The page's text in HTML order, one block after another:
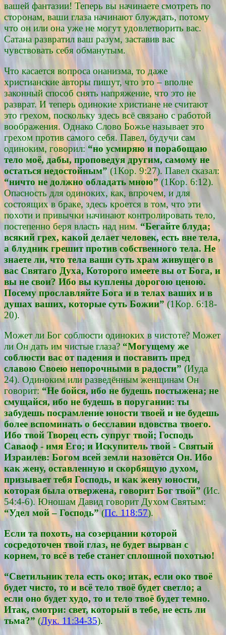
вашей фантазии! Теперь вы начинаете смотреть по
сторонам, ваши глаза начинают блуждать, потому
что он или она уже не могут удовлетворить вас.
Сатана развратил ваш разум, заставив вас
чувствовать себя обманутым.
Что касается вопроса онанизма, то даже
христианские авторы пишут, что это – вполне
законный способ снять напряжение, что это не
разврат. И теперь одинокие христиане не считают
это грехом, поскольку здесь всё связано с работой
воображения. Однако Слово Божье называет это
грехом против самого себя. Павел, будучи сам
одиноким, говорил: “но усмиряю и порабощаю
тело моё, дабы, проповедуя другим, самому не
остаться недостойным” (1Кор. 9:27). Павел сказал:
“ничто не должно обладать мною”(1Кор. 6:12).
Опасность для одиноких, как, впрочем, и для
состоящих в браке, здесь кроется в том, что эти
похоти и привычки начинают контролировать тело,
постепенно беря власть над ним.“Бегайте блуда;
всякий грех, какой делает человек, есть вне тела,
а блудник грешит против собственного тела. Не
знаете ли, что тела ваши суть храм живущего в
вас Святаго Духа, Которого имеете вы от Бога, и
вы не свои? Ибо вы куплены дорогою ценою.
Посему прославляйте Бога и в телах ваших и в
душах ваших, которые суть Божии” (1Кор. 6:18-
20).
Может ли Бог соблюсти одиноких в чистоте? Может
ли Он дать им чистые глаза? “Могущему же
соблюсти вас от падения и поставить пред
славою Своею непорочными в радости” (Иуда
24). Одиноким или разведённым женщинам Он
говорит: “Не бойся, ибо не будешь постыжена; не
смущайся, ибо не будешь в поругании: ты
забудешь посрамление юности твоей и не будешь
более вспоминать о бесславии вдовства твоего.
Ибо твой Творец есть супруг твой; Господь
Саваоф - имя Его; и Искупитель твой - Святый
Израилев: Богом всей земли назовётся Он. Ибо
как жену, оставленную и скорбящую духом,
призывает тебя Господь, и как жену юности,
которая была отвержена, говорит Бог твой” (Ис.
54:4-6). Юношам Давид говорит Духом Святым:
“Удел мой – Господь”(Пс. 118:57).
Если та похоть, на созерцании которой
сосредоточен твой глаз, не будет вырван с
корнем, то всё в тебе станет сплошной похотью!
“Светильник тела есть око; итак, если око твоё
будет чисто, то и всё тело твоё будет светло; а
если оно будет худо, то и тело твоё будет темно.
Итак, смотри: свет, который в тебе, не есть ли
тьма?” (Лук. 11:34-35).